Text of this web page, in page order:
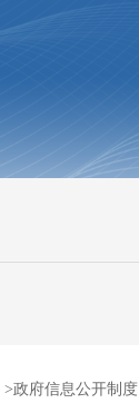
>政府信息公开制度